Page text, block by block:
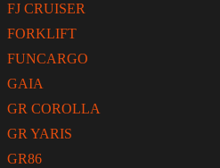
FJ CRUISER
FORKLIFT
FUNCARGO
GAIA
GR COROLLA
GR YARIS
GR86